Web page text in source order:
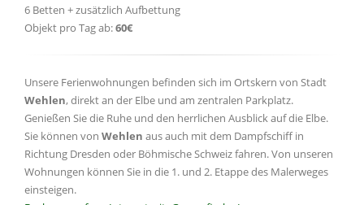
6 Betten + zusätzlich Aufbettung
Objekt pro Tag ab:60€
Unsere Ferienwohnungen befinden sich im Ortskern von Stadt
Wehlen, direkt an der Elbe und am zentralen Parkplatz.
Genießen Sie die Ruhe und den herrlichen Ausblick auf die Elbe.
Sie können von Wehlen aus auch mit dem Dampfschiff in
Richtung Dresden oder Böhmische Schweiz fahren. Von unseren
Wohnungen können Sie in die 1. und 2. Etappe des Malerweges
einsteigen.